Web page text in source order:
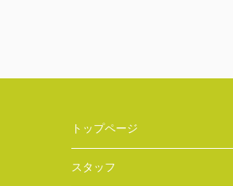
トップページ
スタッフ